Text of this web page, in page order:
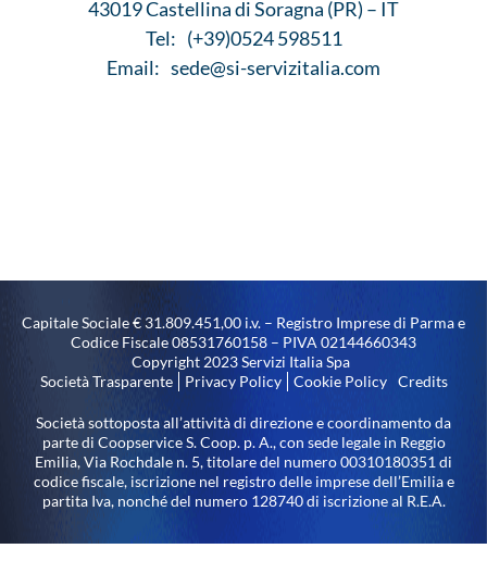
43019 Castellina di Soragna (PR) – IT
Tel: (+39)0524 598511
Email: sede@si-servizitalia.com
Capitale Sociale € 31.809.451,00 i.v. – Registro Imprese di Parma e
Codice Fiscale 08531760158 – PIVA 02144660343
Copyright 2023 Servizi Italia Spa
Società Trasparente
Privacy Policy Cookie Policy Credits
Società sottoposta all’attività di direzione e coordinamento da
parte di Coopservice S. Coop. p. A., con sede legale in Reggio
Emilia, Via Rochdale n. 5, titolare del numero 00310180351 di
codice fiscale, iscrizione nel registro delle imprese dell’Emilia e
partita Iva, nonché del numero 128740 di iscrizione al R.E.A.